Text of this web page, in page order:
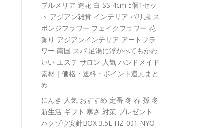
プルメリア 造花 白 SS 4cm 5個1セッ
ト アジアン雑貨 インテリア バリ風 ス
ポンジフラワー フェイクフラワー 花
飾り アジアンインテリア アートフラ
ワー 南国 スパ 足湯に浮かべてもかわ
いい エステ サロン 人気 ハンドメイド
素材｜価格・送料・ポイント還元まと
め
にんき 人気 おすすめ 定番 冬 春 孫 冬
新生活 ギフト 寒さ 対策 プレゼント
ハクゾウ安針BOX 3.5L HZ-001 NYO